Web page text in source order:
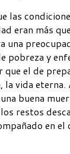
las
eran más
una
pobreza y
que el de
vida eterna.
buena
restos
en el